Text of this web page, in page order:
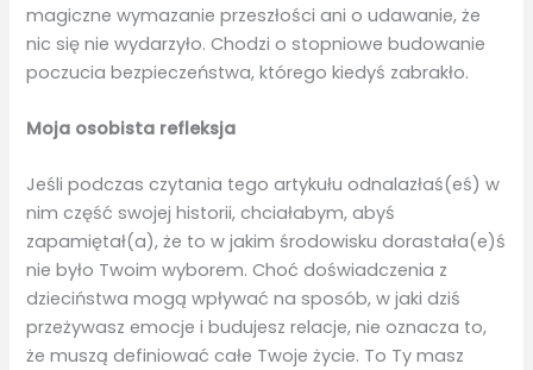
magiczne wymazanie przeszłości ani o udawanie, że
nic się nie wydarzyło. Chodzi o stopniowe budowanie
poczucia bezpieczeństwa, którego kiedyś zabrakło.
Moja osobista refleksja
Jeśli podczas czytania tego artykułu odnalazłaś(eś) w
nim część swojej historii, chciałabym, abyś
zapamiętał(a), że to w jakim środowisku dorastała(e)ś
nie było Twoim wyborem. Choć doświadczenia z
dzieciństwa mogą wpływać na sposób, w jaki dziś
przeżywasz emocje i budujesz relacje, nie oznacza to,
że muszą definiować całe Twoje życie. To Ty masz